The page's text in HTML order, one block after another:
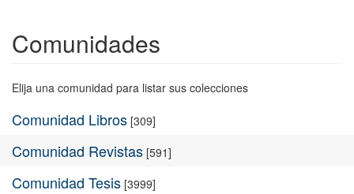
Comunidades
Elija una comunidad para listar sus colecciones
Comunidad Libros [309]
Comunidad Revistas [591]
Comunidad Tesis [3999]